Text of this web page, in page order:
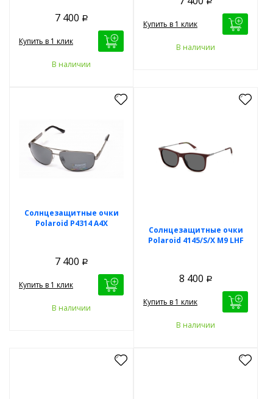
7 400 Р
Купить в 1 клик
В наличии
Р
Купить в 1 клик
В наличии
Солнцезащитные очки
Polaroid P4314 A4X
7 400 Р
Купить в 1 клик
В наличии
Солнцезащитные очки
Polaroid 4145/S/X M9 LHF
8 400 Р
Купить в 1 клик
В наличии